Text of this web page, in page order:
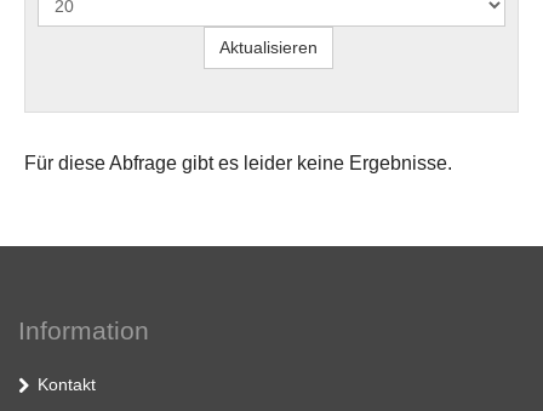
Für diese Abfrage gibt es leider keine Ergebnisse.
Information
Kontakt